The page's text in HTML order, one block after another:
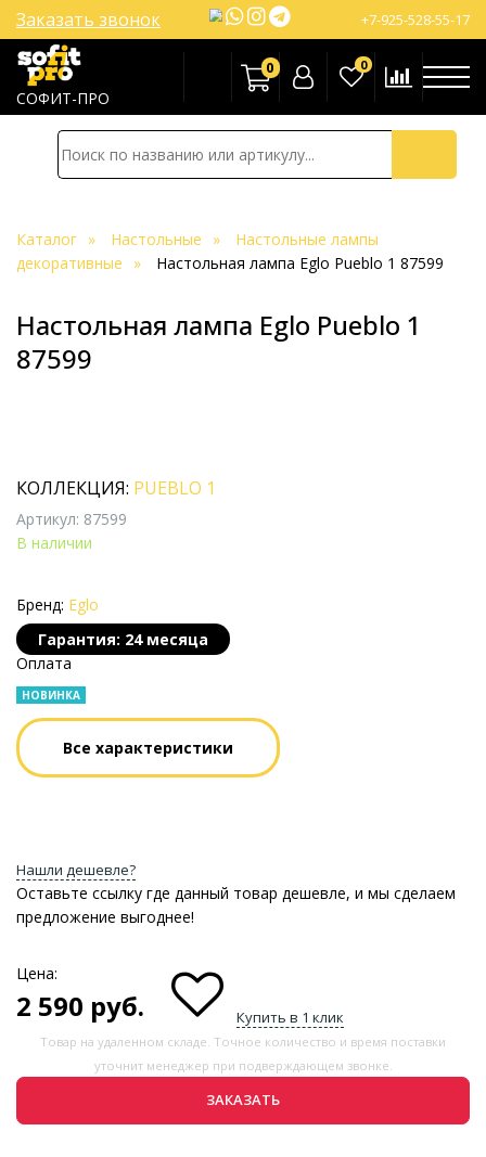
СОФИТ-ПРО
+7-925-528-55-17
Заказать звонок
0 0
Каталог Настольные
Настольные лампы
декоративные
Настольная лампа Eglo Pueblo 1 87599
Настольная лампа Eglo Pueblo 1
87599
КОЛЛЕКЦИЯ: PUEBLO 1
Артикул: 87599
В наличии
Бренд: Eglo
Гарантия: 24 месяца
Оплата
НОВИНКА
Все характеристики
Нашли дешевле?
Оставьте ссылку где данный товар дешевле, и мы сделаем
предложение выгоднее!
Цена:
2 590 руб. Купить в 1 клик
Товар на удаленном складе. Точное количество и время поставки
уточнит менеджер при подверждающем звонке.
ЗАКАЗАТЬ